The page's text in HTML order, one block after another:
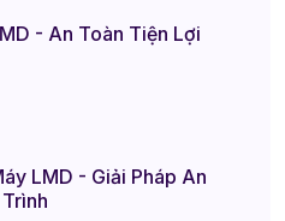
- An Toàn Tiện Lợi
LMD - Giải Pháp An